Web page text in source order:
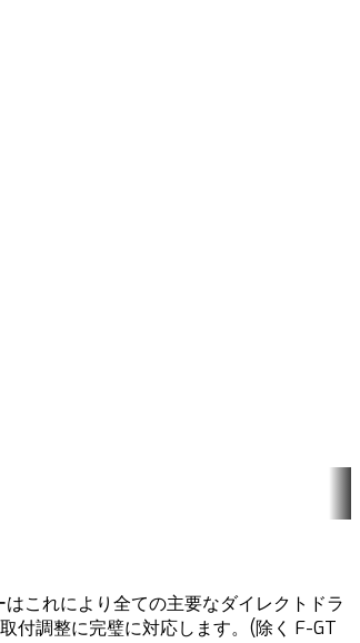
これにより全ての主要なダイレクトドラ
付調整に完璧に対応します。(除く F-GT